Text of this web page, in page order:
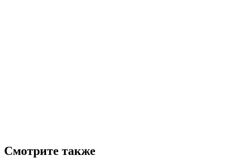
Смотрите также